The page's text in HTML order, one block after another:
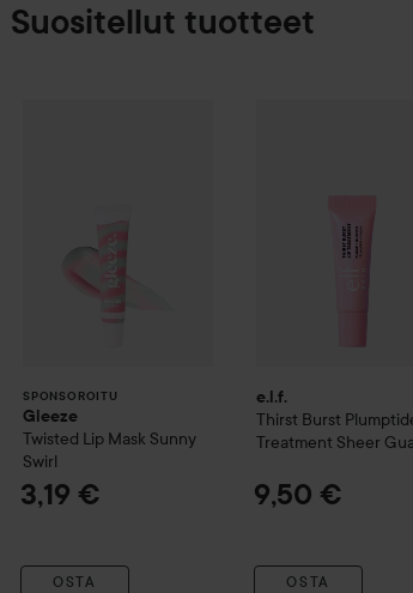
Lisää tarvittaessa päivän aikana, jotta huulet
Suositellut tuotteet
SPONSOROITU
Gleeze
Twisted Lip Mask Sunny
Swirl
3,19 €
OSTA
e.l.f.
Thirst Burst
Treatment Sheer
9,50 €
OSTA